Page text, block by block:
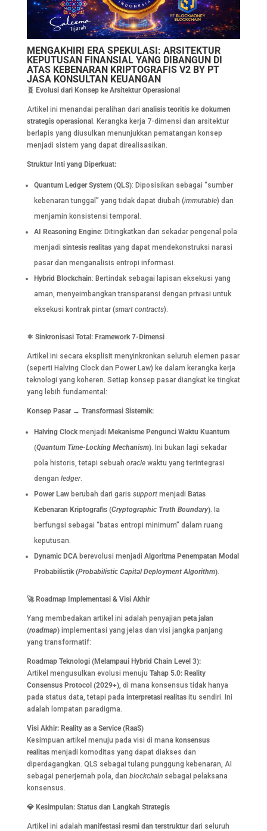
MENGAKHIRI ERA SPEKULASI: ARSITEKTUR
KEPUTUSAN FINANSIAL YANG DIBANGUN DI
ATAS KEBENARAN KRIPTOGRAFIS V2 BY PT
JASA KONSULTAN KEUANGAN
🧬 Evolusi dari Konsep ke Arsitektur Operasional
Artikel ini menandai peralihan dari analisis teoritiske dokumen
strategis operasional. Kerangka kerja 7-dimensi dan arsitektur
berlapis yang diusulkan menunjukkan pematangan konsep
menjadi sistem yang dapat direalisasikan.
Struktur Inti yang Diperkuat:
Quantum Ledger System (QLS): Diposisikan sebagai “sumber
kebenaran tunggal” yang tidak dapat diubah (immutable) dan
menjamin konsistensi temporal.
AI Reasoning Engine: Ditingkatkan dari sekadar pengenal pola
menjadi sintesis realitasyang dapat mendekonstruksi narasi
pasar dan menganalisis entropi informasi.
Hybrid Blockchain: Bertindak sebagai lapisan eksekusi yang
aman, menyeimbangkan transparansi dengan privasi untuk
eksekusi kontrak pintar (smart contracts).
⚛️ Sinkronisasi Total: Framework 7-Dimensi
Artikel ini secara eksplisit menyinkronkan seluruh elemen pasar
(seperti Halving Clock dan Power Law) ke dalam kerangka kerja
teknologi yang koheren. Setiap konsep pasar diangkat ke tingkat
yang lebih fundamental:
Konsep Pasar → Transformasi Sistemik:
Halving Clockmenjadi Mekanisme Pengunci Waktu Kuantum
(Quantum Time-Locking Mechanism). Ini bukan lagi sekadar
pola historis, tetapi sebuah oraclewaktu yang terintegrasi
dengan ledger.
Power Lawberubah dari garis supportmenjadi Batas
Kebenaran Kriptografis (Cryptographic Truth Boundary). Ia
berfungsi sebagai “batas entropi minimum” dalam ruang
keputusan.
Dynamic DCAberevolusi menjadi Algoritma Penempatan Modal
Probabilistik (Probabilistic Capital Deployment Algorithm).
🚀Roadmap Implementasi & Visi Akhir
Yang membedakan artikel ini adalah penyajian peta jalan
(roadmap)implementasi yang jelas dan visi jangka panjang
yang transformatif:
Roadmap Teknologi (Melampaui Hybrid Chain Level 3):
Artikel mengusulkan evolusi menuju Tahap 5.0: Reality
Consensus Protocol (2029+), di mana konsensus tidak hanya
pada status data, tetapi pada interpretasi realitasitu sendiri. Ini
adalah lompatan paradigma.
Visi Akhir: Reality as a Service (RaaS)
Kesimpuan artikel menuju pada visi di mana konsensus
realitasmenjadi komoditas yang dapat diakses dan
diperdagangkan. QLS sebagai tulang punggung kebenaran, AI
sebagai penerjemah pola, dan blockchainsebagai pelaksana
konsensus.
💎Kesimpulan: Status dan Langkah Strategis
Artikel ini adalah manifestasi resmi dan terstrukturdari seluruh